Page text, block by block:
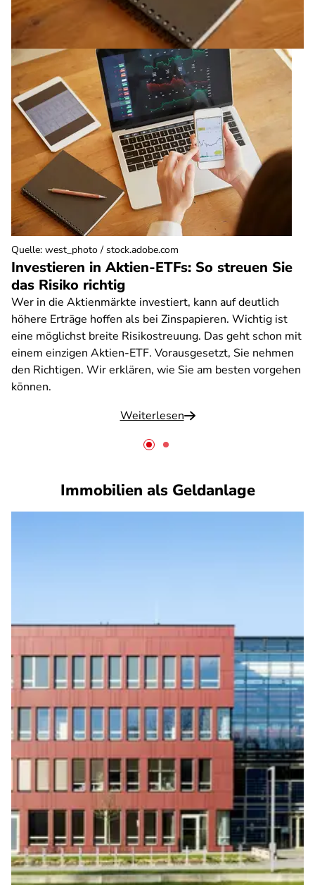
Investieren in Aktien-ETFs: So streuen Sie
das Risiko richtig
Wer in die Aktienmärkte investiert, kann auf deutlich
höhere Erträge hoffen als bei Zinspapieren. Wichtig ist
eine möglichst breite Risikostreuung. Das geht schon mit
einem einzigen Aktien-ETF. Vorausgesetzt, Sie nehmen
den Richtigen. Wir erklären, wie Sie am besten vorgehen
können.
Weiterlesen
Quelle: west_photo / stock.adobe.com
Immobilien als Geldanlage